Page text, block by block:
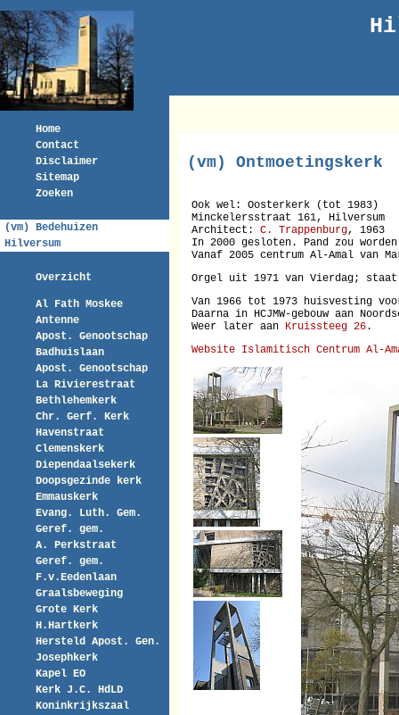
Home
Contact
Disclaimer
Sitemap
Zoeken
(vm) Bedehuizen
Hilversum
Overzicht
Al Fath Moskee
Antenne
Apost. Genootschap
Badhuislaan
Apost. Genootschap
La Rivierestraat
Bethlehemkerk
Chr. Gerf. Kerk
Havenstraat
Clemenskerk
Diependaalsekerk
Doopsgezinde kerk
Emmauskerk
Evang. Luth. Gem.
Geref. gem.
A. Perkstraat
Geref. gem.
F.v.Eedenlaan
Graalsbeweging
Grote Kerk
H.Hartkerk
Hersteld Apost. Gen.
Josephkerk
Kapel EO
Kerk J.C. HdLD
Koninkrijkszaal
(vm) Ontmoetingskerk
Ook wel: Oosterkerk (tot 1983)
Minckelersstraat 161, Hilversum
Architect: C. Trappenburg, 1963
In 2000 gesloten. Pand zou
Vanaf 2005 centrum Al-Amal van
Orgel uit 1971 van Vierdag;
Van 1966 tot 1973 huisvesting
Daarna in HCJMW-gebouw aan
Weer later aan Kruissteeg 26.
Website Islamitisch Centrum Al-